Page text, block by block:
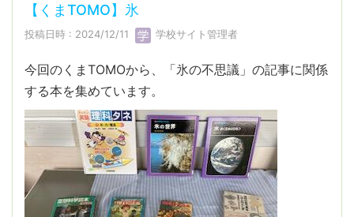
【くまTOMO】氷
投稿日時 : 2024/12/11 学校サイト管理者
今回のくまTOMOから、「氷の不思議」の記事に関係
する本を集めています。